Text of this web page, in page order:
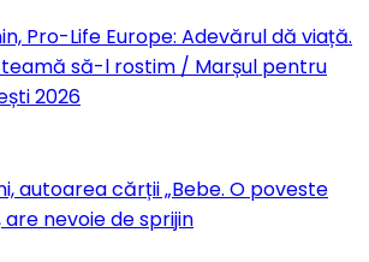
Pro-Life Europe: Adevărul dă viață.
teamă să-l rostim / Marșul pentru
2026
autoarea cărții „Bebe. O poveste
are nevoie de sprijin